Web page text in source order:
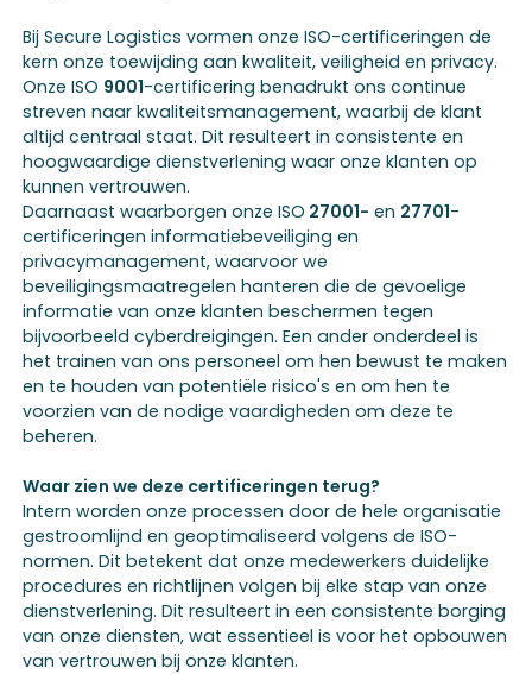
Bij Secure Logistics vormen onze ISO-certificeringen de
kern onze toewijding aan kwaliteit, veiligheid en privacy.
Onze ISO 9001-certificering benadrukt ons continue
streven naar kwaliteitsmanagement, waarbij de klant
altijd centraal staat. Dit resulteert in consistente en
hoogwaardige dienstverlening waar onze klanten op
kunnen vertrouwen.
Daarnaast waarborgen onze ISO 27001- en 27701-
certificeringen informatiebeveiliging en
privacymanagement, waarvoor we
beveiligingsmaatregelen hanteren die de gevoelige
informatie van onze klanten beschermen tegen
bijvoorbeeld cyberdreigingen. Een ander onderdeel is
het trainen van ons personeel om hen bewust te maken
en te houden van potentiële risico's en om hen te
voorzien van de nodige vaardigheden om deze te
beheren.
Waar zien we deze certificeringen terug?
Intern worden onze processen door de hele organisatie
gestroomlijnd en geoptimaliseerd volgens de ISO-
normen. Dit betekent dat onze medewerkers duidelijke
procedures en richtlijnen volgen bij elke stap van onze
dienstverlening. Dit resulteert in een consistente borging
van onze diensten, wat essentieel is voor het opbouwen
van vertrouwen bij onze klanten.